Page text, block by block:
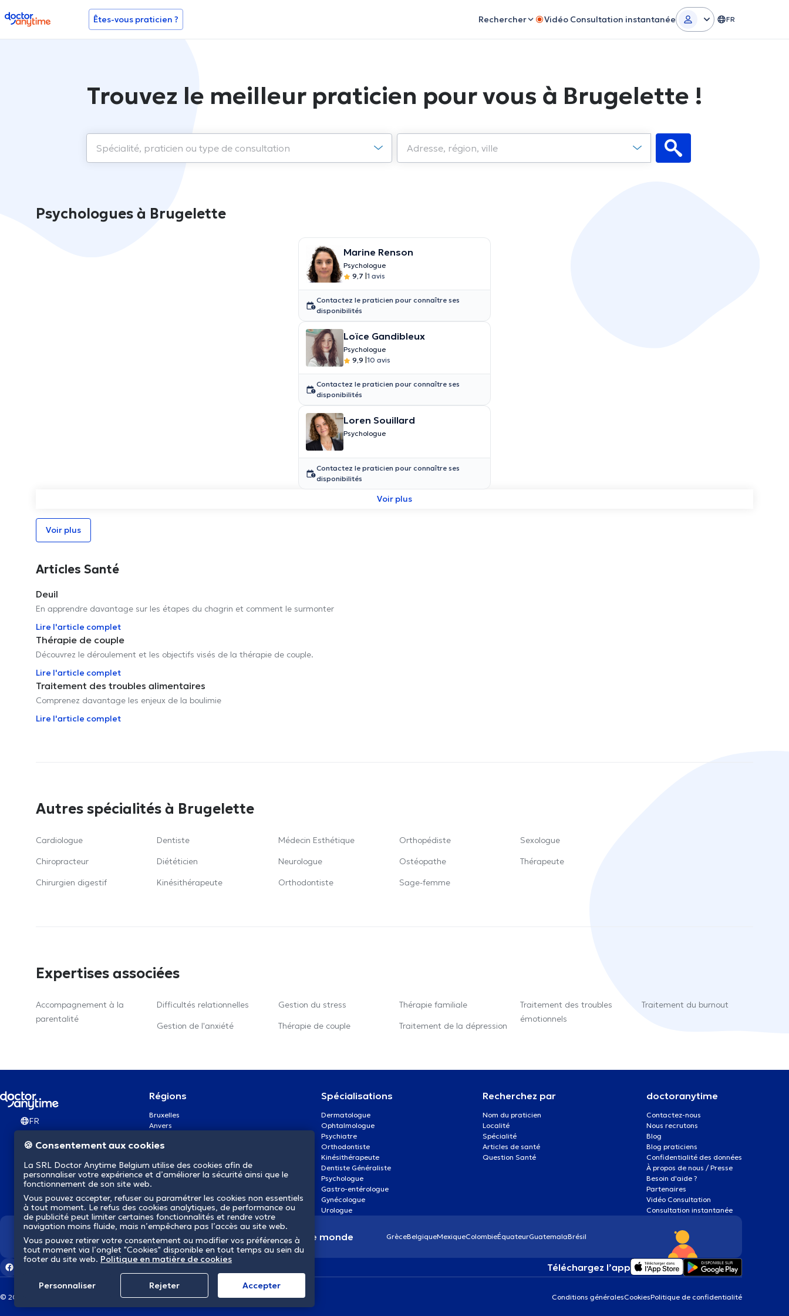
doctoranytime Êtes-vous praticien ? Rechercher Vidéo Consultation instantanée FR
Trouvez le meilleur praticien pour vous à Brugelette !
Psychologues à Brugelette
Marine Renson
Psychologue
9,7 1 avis
Contactez le praticien pour connaître ses
disponibilités
Loïce Gandibleux
Psychologue
9,9 10 avis
Contactez le praticien pour connaître ses
disponibilités
Loren Souillard
Psychologue
Contactez le praticien pour connaître ses
disponibilités
Voir plus
Voir plus
Articles Santé
Deuil
En apprendre davantage sur les étapes du chagrin et comment le surmonter
Lire l'article complet
Thérapie de couple
Découvrez le déroulement et les objectifs visés de la thérapie de couple.
Lire l'article complet
Traitement des troubles alimentaires
Comprenez davantage les enjeux de la boulimie
Lire l'article complet
Autres spécialités à Brugelette
Cardiologue
Chiropracteur
Chirurgien digestif
Dentiste
Diététicien
Kinésithérapeute
Médecin Esthétique
Neurologue
Orthodontiste
Orthopédiste
Ostéopathe
Sage-femme
Sexologue
Thérapeute
Expertises associées
Accompagnement à la
parentalité
Difficultés relationnelles
Gestion de l'anxiété
Gestion du stress
Thérapie de couple
Thérapie familiale
Traitement de la dépression
Traitement des troubles
émotionnels
Traitement du burnout
FR
Régions
Bruxelles
Anvers
Charleroi
Bruges
Namur
Louvain
Mons
Aalst Flandre-Orientale
Spécialisations
Dermatologue
Ophtalmologue
Psychiatre
Orthodontiste
Kinésithérapeute
Dentiste Généraliste
Psychologue
Gastro-entérologue
Gynécologue
Urologue
Recherchez par
Nom du praticien
Localité
Spécialité
Articles de santé
Question Santé
doctoranytime
Contactez-nous
Nous recrutons
Blog
Blog praticiens
Confidentialité des données
À propos de nous / Presse
Besoin d'aide ?
Partenaires
Vidéo Consultation
Consultation instantanée
Nous révolutionnons la santé dans le monde GrèceBelgiqueMexiqueColombieÉquateurGuatemalaBrésil
Téléchargez l’app
Conditions généralesCookiesPolitique de confidentialité
© 2026 doctoranytime
🍪 Consentement aux cookies
La SRL Doctor Anytime Belgium utilise des cookies afin de
personnaliser votre expérience et d’améliorer la sécurité ainsi que le
fonctionnement de son site web.
Vous pouvez accepter, refuser ou paramétrer les cookies non essentiels
à tout moment. Le refus des cookies analytiques, de performance ou
de publicité peut limiter certaines fonctionnalités et rendre votre
navigation moins fluide, mais n’empêchera pas l’accès au site web.
Vous pouvez retirer votre consentement ou modifier vos préférences à
tout moment via l’onglet "Cookies" disponible en tout temps au sein du
footer du site web. Politique en matière de cookies
Personnaliser Rejeter Αccepter